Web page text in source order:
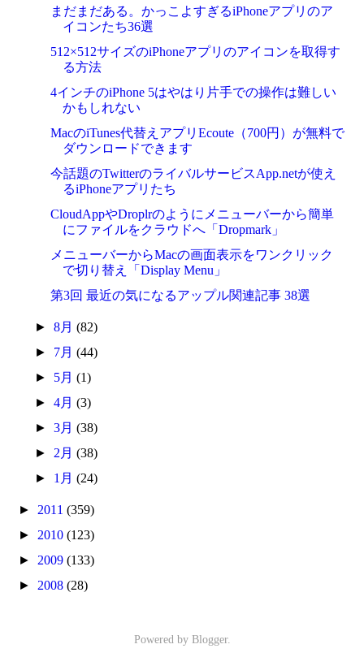
まだまだある。かっこよすぎるiPhoneアプリのア
イコンたち36選
512×512サイズのiPhoneアプリのアイコンを取得す
る方法
4インチのiPhone 5はやはり片手での操作は難しい
かもしれない
MacのiTunes代替えアプリEcoute（700円）が無料で
ダウンロードできます
今話題のTwitterのライバルサービスApp.netが使え
るiPhoneアプリたち
CloudAppやDroplrのようにメニューバーから簡単
にファイルをクラウドへ「Dropmark」
メニューバーからMacの画面表示をワンクリック
で切り替え「Display Menu」
第3回 最近の気になるアップル関連記事 38選
► 8月 (82)
► 7月 (44)
► 5月 (1)
► 4月 (3)
► 3月 (38)
► 2月 (38)
► 1月 (24)
► 2011(359)
► 2010(123)
► 2009(133)
► 2008(28)
Powered by Blogger.